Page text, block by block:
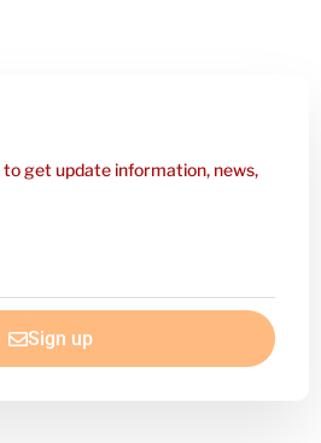
get update information, news,
Sign up